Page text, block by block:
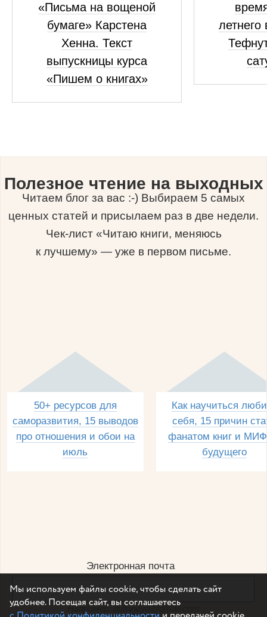
«Письма на вощеной
бумаге» Карстена
Хенна. Текст
выпускницы курса
«Пишем о книгах»
Полезное чтение на выходных
Читаем блог за вас :-) Выбираем 5 самых
ценных статей и присылаем раз в две недели.
Чек-лист «Читаю книги, меняюсь
к лучшему» — уже в первом письме.
50+ ресурсов для
саморазвития, 15 выводов
про отношения и обои на
июль
Как научиться
себя, 15 причин
фанатом книг и
будущего
Электронная почта
Например, dulsineya@gmail.com
Мы используем файлы cookie, чтобы сделать сайт
удобнее. Посещая сайт, вы соглашаетесь